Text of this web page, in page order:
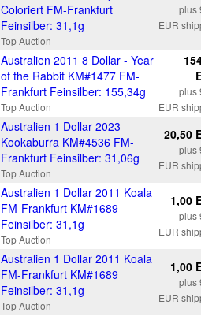
Coloriert FM-Frankfurt
Feinsilber: 31,1g
Top Auction
plus
EUR
Australien 2011 8 Dollar - Year
of the Rabbit KM#1477 FM-
Frankfurt Feinsilber: 155,34g
Top Auction
plus
EUR
Australien 1 Dollar 2023
Kookaburra KM#4536 FM-
Frankfurt Feinsilber: 31,06g
Top Auction
20,50
plus
EUR
Australien 1 Dollar 2011 Koala
FM-Frankfurt KM#1689
Feinsilber: 31,1g
Top Auction
1,00
plus
EUR
Australien 1 Dollar 2011 Koala
FM-Frankfurt KM#1689
Feinsilber: 31,1g
Top Auction
1,00
plus
EUR